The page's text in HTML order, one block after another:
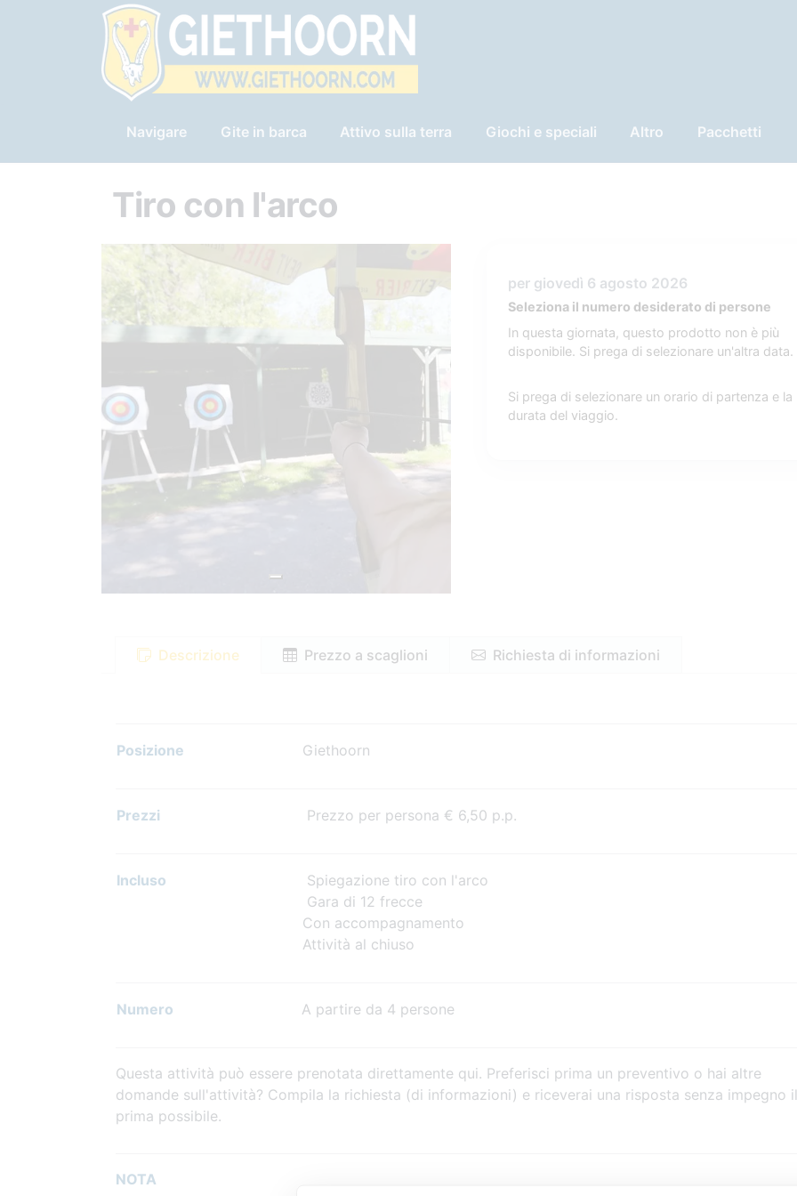
Navigare Gite in barca Attivo sulla terra Giochi e speciali Altro Pacchetti
Tiro con l'arco
per giovedì 6 agosto 2026
Seleziona il numero desiderato di persone
In questa giornata, questo prodotto non è più
disponibile. Si prega di selezionare un'altra data.
Si prega di selezionare un orario di partenza e la
durata del viaggio.
Descrizione Prezzo a scaglioni Richiesta di informazioni
Posizione Giethoorn
Prezzi Prezzo per persona € 6,50 p.p.
Incluso
Spiegazione tiro con l'arco
Gara di 12 frecce
Con accompagnamento
Attività al chiuso
Numero A partire da 4 persone
Questa attività può essere prenotata direttamente qui. Preferisci prima un preventivo o hai altre
domande sull'attività? Compila la richiesta (di informazioni) e riceverai una risposta senza impegno il
prima possibile.
NOTA